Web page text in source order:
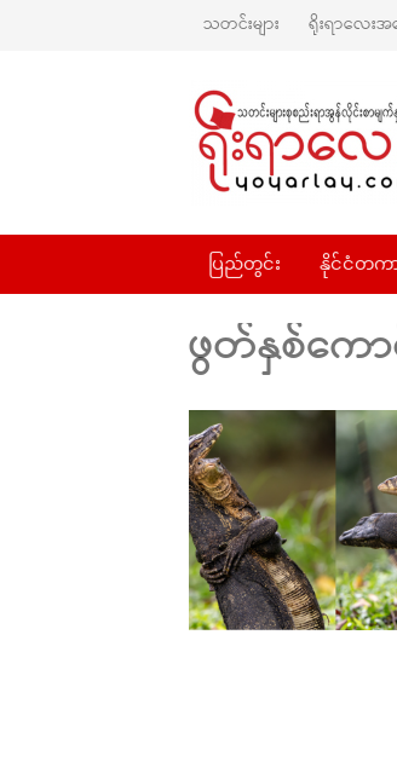
သတင်းများ ရိုးရာလေးအ
ပြည်တွင်း နိုင်ငံတက
ဖွတ်နှစ်ကေ